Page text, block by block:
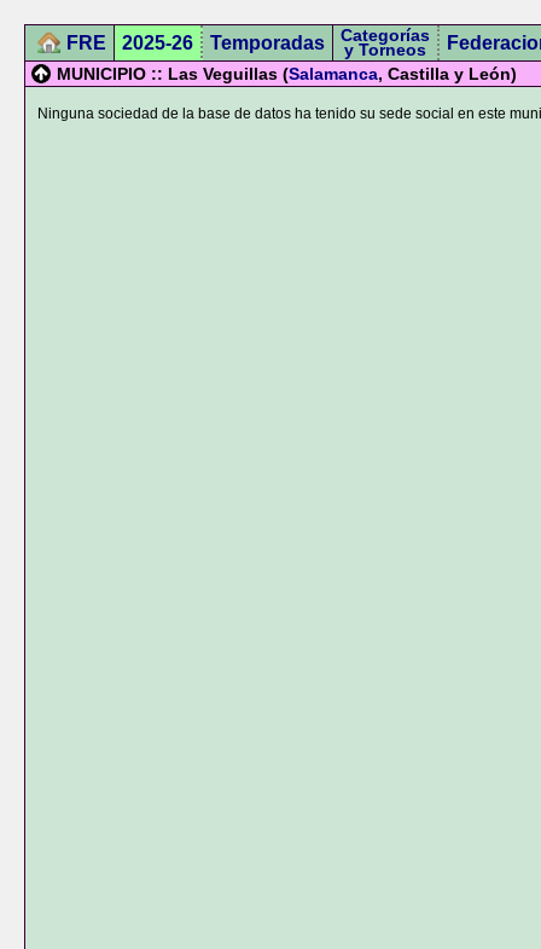
FRE 2025-26 Temporadas Categorías
y Torneos
MUNICIPIO :: Las Veguillas (Salamanca, Castilla y León)
Ninguna sociedad de la base de datos ha tenido su sede social en este